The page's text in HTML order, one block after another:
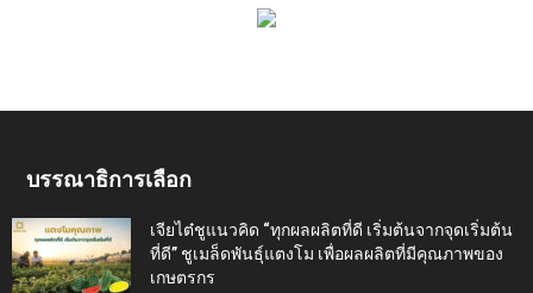
บรรณาธิการเลือก
เจียไต๋ชูแนวคิด “ทุกผลผลิตที่ดี เริ่มต้นจากจุดเริ่มต้น
ที่ดี” ชูเมล็ดพันธุ์แตงโม เพื่อผลผลิตที่มีคุณภาพของ
เกษตรกร